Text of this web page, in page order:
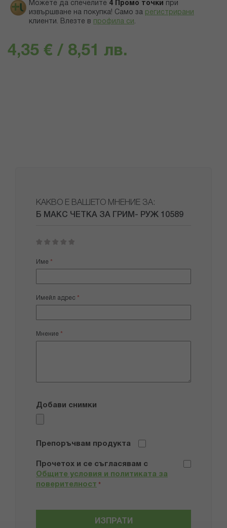
Можете да спечелите 4 Промо точки
при
извършване на покупка! Само за регистрирани
клиенти. Влезте в профила си .
4,35 € / 8,51 лв.
КАКВО Е ВАШЕТО МНЕНИЕ ЗА:
Б МАКС ЧЕТКА ЗА ГРИМ- РУЖ 10589
star
stars
stars
stars
stars
Име
Имейл адрес
Мнение
Добави снимки
Препоръчвам продукта
Прочетох и се съгласявам с
Общите условия и политиката за
поверителност *
ИЗПРАТИ